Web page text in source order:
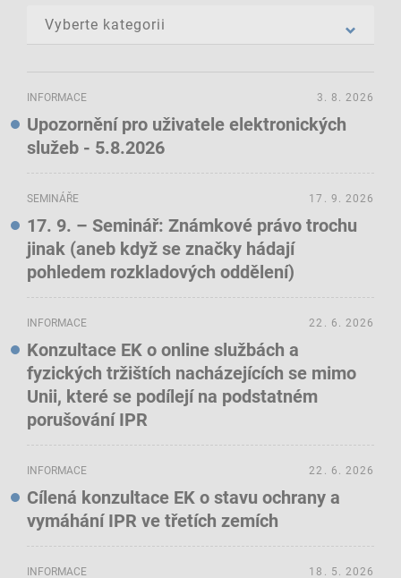
INFORMACE
Upozornění pro uživatele elektronických
služeb - 5.8.2026
3. 8. 2026
SEMINÁŘE
17. 9. – Seminář: Známkové právo trochu
jinak (aneb když se značky hádají
pohledem rozkladových oddělení)
17. 9. 2026
INFORMACE
Konzultace EK o online službách a
fyzických tržištích nacházejících se mimo
Unii, které se podílejí na podstatném
porušování IPR
22. 6. 2026
INFORMACE
Cílená konzultace EK o stavu ochrany a
vymáhání IPR ve třetích zemích
22. 6. 2026
INFORMACE 18. 5. 2026